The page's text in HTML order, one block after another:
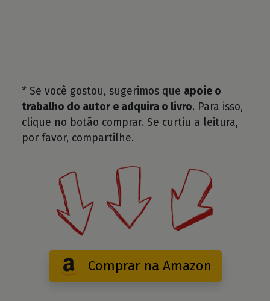
* Se você gostou, sugerimos que apoie o
trabalho do autor e adquira o livro. Para isso,
clique no botão comprar. Se curtiu a leitura,
por favor, compartilhe.
Comprar na Amazon